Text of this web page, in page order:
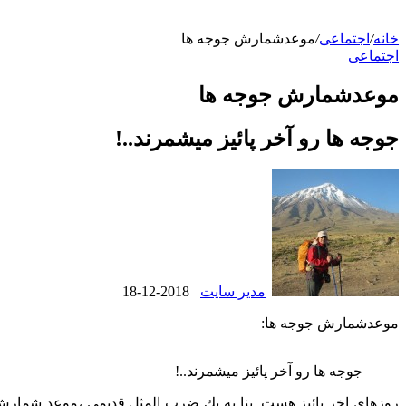
خانه/ اجتماعی/موعدشمارش جوجه ها
اجتماعی
موعدشمارش جوجه ها
جوجه ها رو آخر پائیز میشمرند..!
مدیر سایت 2018-12-18
موعدشمارش جوجه ها:
جوجه ها رو آخر پائیز میشمرند..!
روزهاي اخر پائيز هست. بنا به يك ضرب المثل قديمي ،موعد